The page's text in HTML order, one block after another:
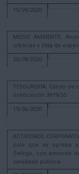
15/09/2020
MEDIO AMBIENTE.
urbanas e lista de
20/08/2020
TESOURERÍA. Edicto
notificación 3979/55
19/06/2020
ACTIVIDADE
polo que se aproba
Galego, con emenda
sanidade pública.